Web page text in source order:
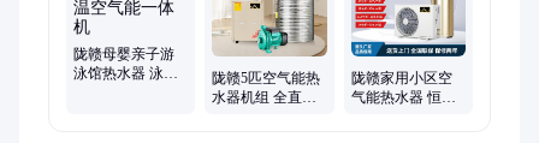
陇赣母婴亲子游
泳馆热水器 泳池
陇赣5匹空气能热
水器机组 全直流
陇赣家用小区空
气能热水器 恒温